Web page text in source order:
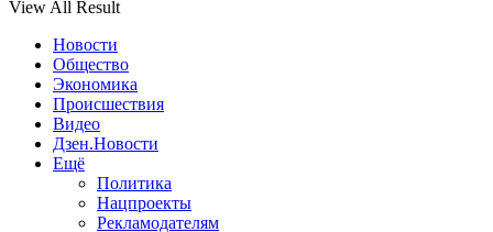
View All Result
Новости
Общество
Экономика
Происшествия
Видео
Дзен.Новости
Ещё
Политика
Нацпроекты
Рекламодателям